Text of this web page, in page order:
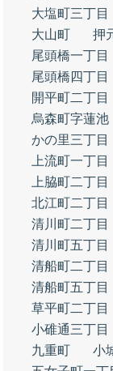
大塩町三丁目
大山町
押
尾頭橋一丁目
尾頭橋四丁目
開平町二丁目
烏森町字蓮池
かの里三丁目
上流町一丁目
上脇町二丁目
北江町二丁目
清川町二丁目
清川町五丁目
清船町二丁目
清船町五丁目
草平町二丁目
小碓通三丁目
九重町
小